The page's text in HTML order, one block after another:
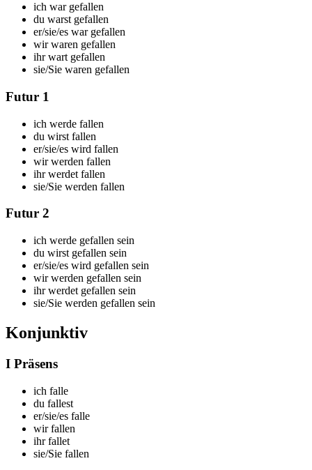
ich war gefallen
du warst gefallen
er/sie/es war gefallen
wirwaren gefallen
ihrwart gefallen
sie/Sie waren gefallen
Futur 1
ich werde fallen
du wirst fallen
er/sie/es wird fallen
wirwerden fallen
ihrwerdet fallen
sie/Sie werden fallen
Futur 2
ich werde gefallen sein
du wirst gefallen sein
er/sie/es wird gefallen sein
wirwerden gefallen sein
ihrwerdet gefallen sein
sie/Sie werden gefallen sein
Konjunktiv
I Präsens
ich falle
du fallest
er/sie/es falle
wir fallen
ihr fallet
sie/Sie fallen